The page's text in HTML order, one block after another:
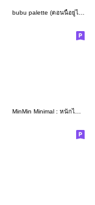
bubu palette (ตอนนี้อยู่ไหน)
MinMin Minimal : หนักไม่เอา เบาไม่สู้